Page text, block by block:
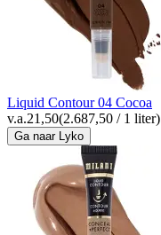
Liquid Contour 04 Cocoa
v.a.21,50(2.687,50 / 1 liter)
Ga naar Lyko